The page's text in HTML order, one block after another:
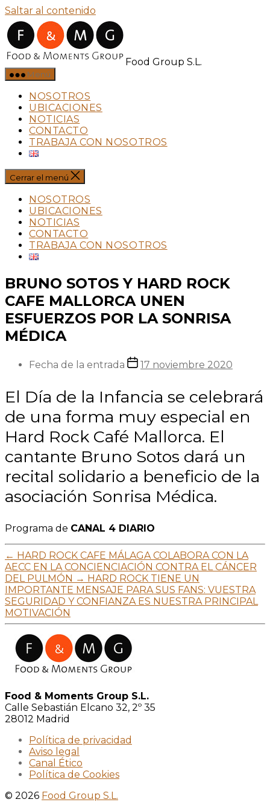
Saltar al contenido
Food Group S.L.
Menú
NOSOTROS
UBICACIONES
NOTICIAS
CONTACTO
TRABAJA CON NOSOTROS
Cerrar el menú
NOSOTROS
UBICACIONES
NOTICIAS
CONTACTO
TRABAJA CON NOSOTROS
BRUNO SOTOS Y HARD ROCK
CAFE MALLORCA UNEN
ESFUERZOS POR LA SONRISA
MÉDICA
Fecha de la entrada 17 noviembre 2020
El Día de la Infancia se celebrará
de una forma muy especial en
Hard Rock Café Mallorca. El
cantante Bruno Sotos dará un
recital solidario a beneficio de la
asociación Sonrisa Médica.
Programa de CANAL 4 DIARIO
← HARD ROCK CAFE MÁLAGA COLABORA CON LA
AECC EN LA CONCIENCIACIÓN CONTRA EL CÁNCER
DEL PULMÓN → HARD ROCK TIENE UN
IMPORTANTE MENSAJE PARA SUS FANS: VUESTRA
SEGURIDAD Y CONFIANZA ES NUESTRA PRINCIPAL
MOTIVACIÓN
Food & Moments Group S.L.
Calle Sebastián Elcano 32, 2º 35
28012 Madrid
Política de privacidad
Aviso legal
Canal Ético
Política de Cookies
© 2026 Food Group S.L.